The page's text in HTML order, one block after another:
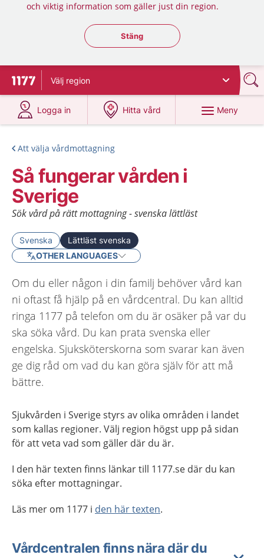
och viktig information som gäller just din region.
Stäng regionsväljaren
Stäng
Till startsidan för 1177
Välj region
Logga in
på 1177.se
Hitta vård
på 1177.se
Meny
Att välja vårdmottagning
Så fungerar vården i
Sverige
Sök vård på rätt mottagning - svenska lättläst
Svenska
Lättläst svenska
OTHER LANGUAGES
Om du eller någon i din familj behöver vård kan
ni oftast få hjälp på en vårdcentral. Du kan alltid
ringa 1177 på telefon om du är osäker på var du
ska söka vård. Du kan prata svenska eller
engelska. Sjuksköterskorna som svarar kan även
ge dig råd om vad du kan göra själv för att må
bättre.
Sjukvården i Sverige styrs av olika områden i landet
som kallas regioner. Välj region högst upp på sidan
för att veta vad som gäller där du är.
I den här texten finns länkar till 1177.se där du kan
söka efter mottagningar.
Läs mer om 1177 i den här texten.
Vårdcentralen finns nära där du